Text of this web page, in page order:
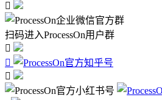

扫码进入ProcessOn用户群


